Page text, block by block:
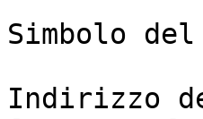
Simbolo del
Indirizzo